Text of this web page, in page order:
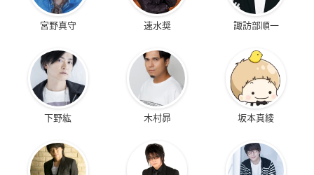
宮野真守 速水奨 諏訪部順一
下野紘 木村昴 坂本真綾